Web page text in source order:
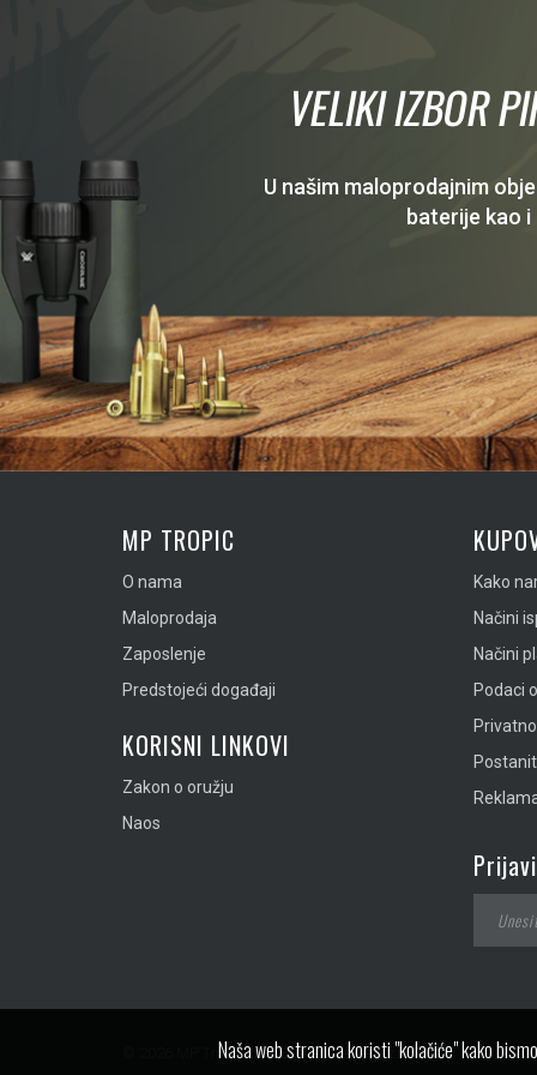
VELIKI IZBOR
U našim maloprodajnim
baterije kao i
MP TROPIC
O nama
Maloprodaja
Zaposlenje
Predstojeći događaji
KORISNI LINKOVI
Zakon o oružju
Naos
Kako
Načini
Načini
Podaci
© 2026 MP Tropic doo. Sva prava zadržana.
Naša web stranica koristi "kolačiće" kako